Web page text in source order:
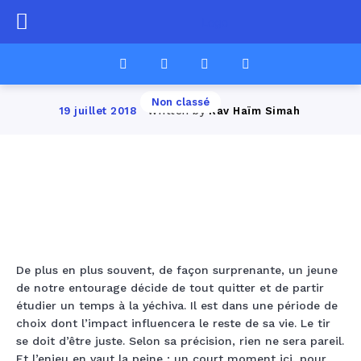
Changer de vie
Non classé
19 juillet 2018 Written by Rav Haïm Simah
De plus en plus souvent, de façon surprenante, un jeune
de notre entourage décide de tout quitter et de partir
étudier un temps à la yéchiva. Il est dans une période de
choix dont l’impact influencera le reste de sa vie. Le tir
se doit d’être juste. Selon sa précision, rien ne sera pareil.
Et l’enjeu en vaut la peine : un court moment ici, pour